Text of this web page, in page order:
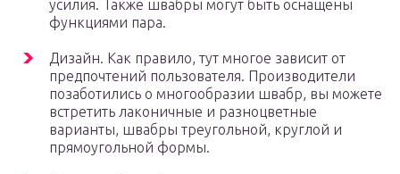
усилия. Также швабры могут быть оснащены
функциями пара.
Дизайн. Как правило, тут многое зависит от
предпочтений пользователя. Производители
позаботились о многообразии швабр, вы можете
встретить лаконичные и разноцветные
варианты, швабры треугольной, круглой и
прямоугольной формы.